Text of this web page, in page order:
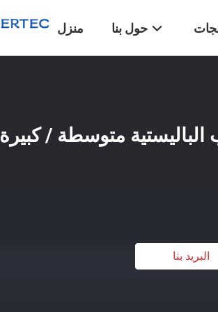
منزل حول بنا
متوسطة / كبيرة
البريد بنا